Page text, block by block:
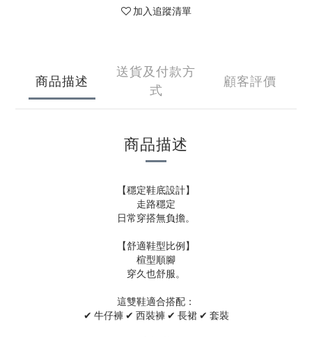
加入追蹤清單
商品描述
送貨及付款方
式
顧客評價
商品描述
【穩定鞋底設計】
走路穩定
日常穿搭無負擔。
【舒適鞋型比例】
楦型順腳
穿久也舒服。
這雙鞋適合搭配：
✔ 牛仔褲 ✔ 西裝褲 ✔ 長裙 ✔ 套裝